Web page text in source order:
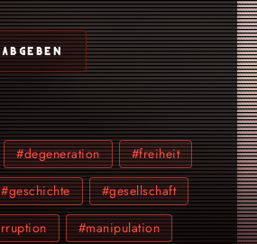
#degeneration #freiheit
#geschichte #gesellschaft
#manipulation